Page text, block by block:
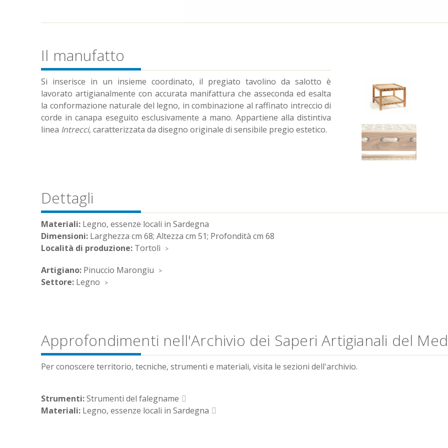
Il manufatto
Si inserisce in un insieme coordinato, il pregiato tavolino da salotto è
lavorato artigianalmente con accurata manifattura che asseconda ed esalta
la conformazione naturale del legno, in combinazione al raffinato intreccio di
corde in canapa eseguito esclusivamente a mano. Appartiene alla distintiva
linea Intrecci, caratterizzata da disegno originale di sensibile pregio estetico.
Dettagli
Materiali: Legno, essenze locali in Sardegna
Dimensioni: Larghezza cm 68; Altezza cm 51; Profondità cm 68
Località di produzione: Tortolì
Artigiano: Pinuccio Marongiu
Settore: Legno
Approfondimenti nell'Archivio dei Saperi Artigianali del
Per conoscere territorio, tecniche, strumenti e materiali, visita le sezioni dell'archivio.
Strumenti:Strumenti del falegname
Materiali: Legno, essenze locali in Sardegna